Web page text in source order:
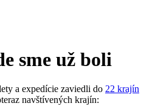
sme už boli
a expedície zaviedli do 22 krajín
navštívených krajín: